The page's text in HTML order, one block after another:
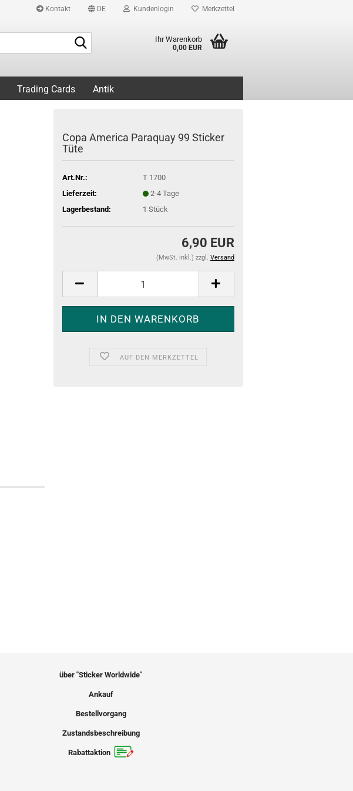
Kontakt DE Kundenlogin Merkzettel
Ihr Warenkorb
0,00 EUR
Trading Cards Antik
Copa America Paraquay 99 Sticker
Tüte
Art.Nr.:
T 1700
Lieferzeit:
2-4 Tage
Lagerbestand:
1 Stück
6,90 EUR
(MwSt. inkl.) zzgl. Versand
AUF DEN MERKZETTEL
über "Sticker Worldwide"
Ankauf
Bestellvorgang
Zustandsbeschreibung
Rabattaktion